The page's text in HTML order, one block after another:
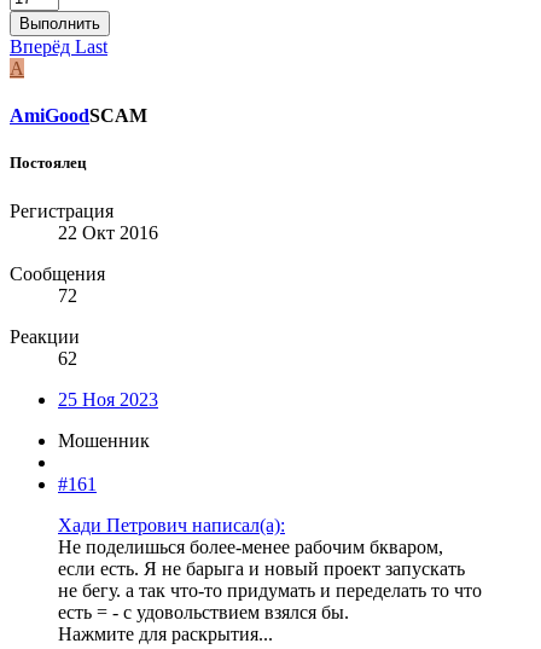
Выполнить
Вперёд Last
A
AmiGoodSCAM
Постоялец
Регистрация
22 Окт 2016
Сообщения
72
Реакции
62
25 Ноя 2023
Мошенник
#161
Хади Петрович написал(а):
Не поделишься более-менее рабочим бкваром,
если есть. Я не барыга и новый проект запускать
не бегу. а так что-то придумать и переделать то что
есть = - с удовольствием взялся бы.
Нажмите для раскрытия...